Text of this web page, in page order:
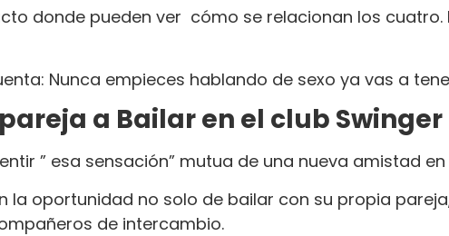
donde pueden ver cómo se relacionan los
Nunca empieces hablando de sexo ya vas a
a Bailar en el club Swinger
” esa sensación” mutua de una nueva amistad
la oportunidad no solo de bailar con su propia
de intercambio.